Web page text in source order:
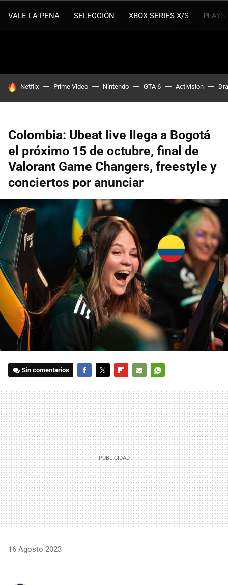
VALE LA PENA SELECCIÓN XBOX SERIES X/S
HOY SE HABLA DE
Netflix Prime Video Nintendo GTA 6 Activision
Colombia: Ubeat live llega a Bogotá
el próximo 15 de octubre, final de
Valorant Game Changers, freestyle y
conciertos por anunciar
Sin comentarios
MAIL
16 Agosto 2023